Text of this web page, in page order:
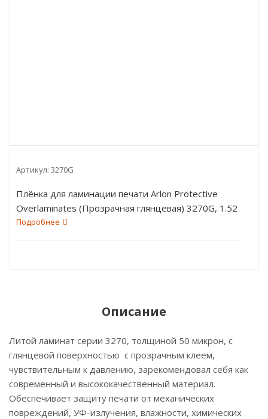
Артикул: 3270G
Плёнка для ламинации печати Arlon Protective
Overlaminates (Прозрачная глянцевая) 3270G, 1.52
пог.м
Подробнее
Описание
Литой ламинат серии 3270, толщиной 50 микрон, с
глянцевой поверхностью с прозрачным клеем,
чувствительным к давлению, зарекомендовал себя как
современный и высококачественный материал.
Обеспечивает защиту печати от механических
повреждений, УФ-излучения, влажности, химических